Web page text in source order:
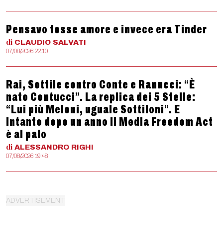
Pensavo fosse amore e invece era Tinder
di CLAUDIO SALVATI
07/08/2026 22:10
Rai, Sottile contro Conte e Ranucci: “È
nato Contucci”. La replica dei 5 Stelle:
“Lui più Meloni, uguale Sottiloni”. E
intanto dopo un anno il Media Freedom Act
è al palo
di ALESSANDRO RIGHI
07/08/2026 19:48